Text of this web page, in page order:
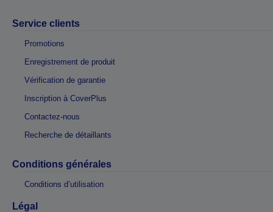
Service clients
Promotions
Enregistrement de produit
Vérification de garantie
Inscription à CoverPlus
Contactez-nous
Recherche de détaillants
Conditions générales
Conditions d’utilisation
Légal